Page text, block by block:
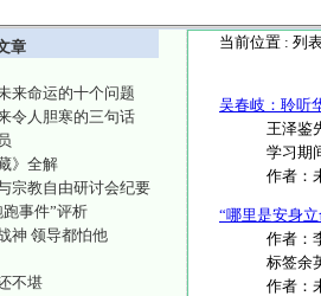
章
来命运的十个问题
令人胆寒的三句话
》全解
宗教自由研讨会纪要
事件”评析
神 领导都怕他
不堪
当前位置 : 列
吴春岐：聆听
王泽鉴
学习期
作者：
“哪里是安身
作者：
标签余
作者：